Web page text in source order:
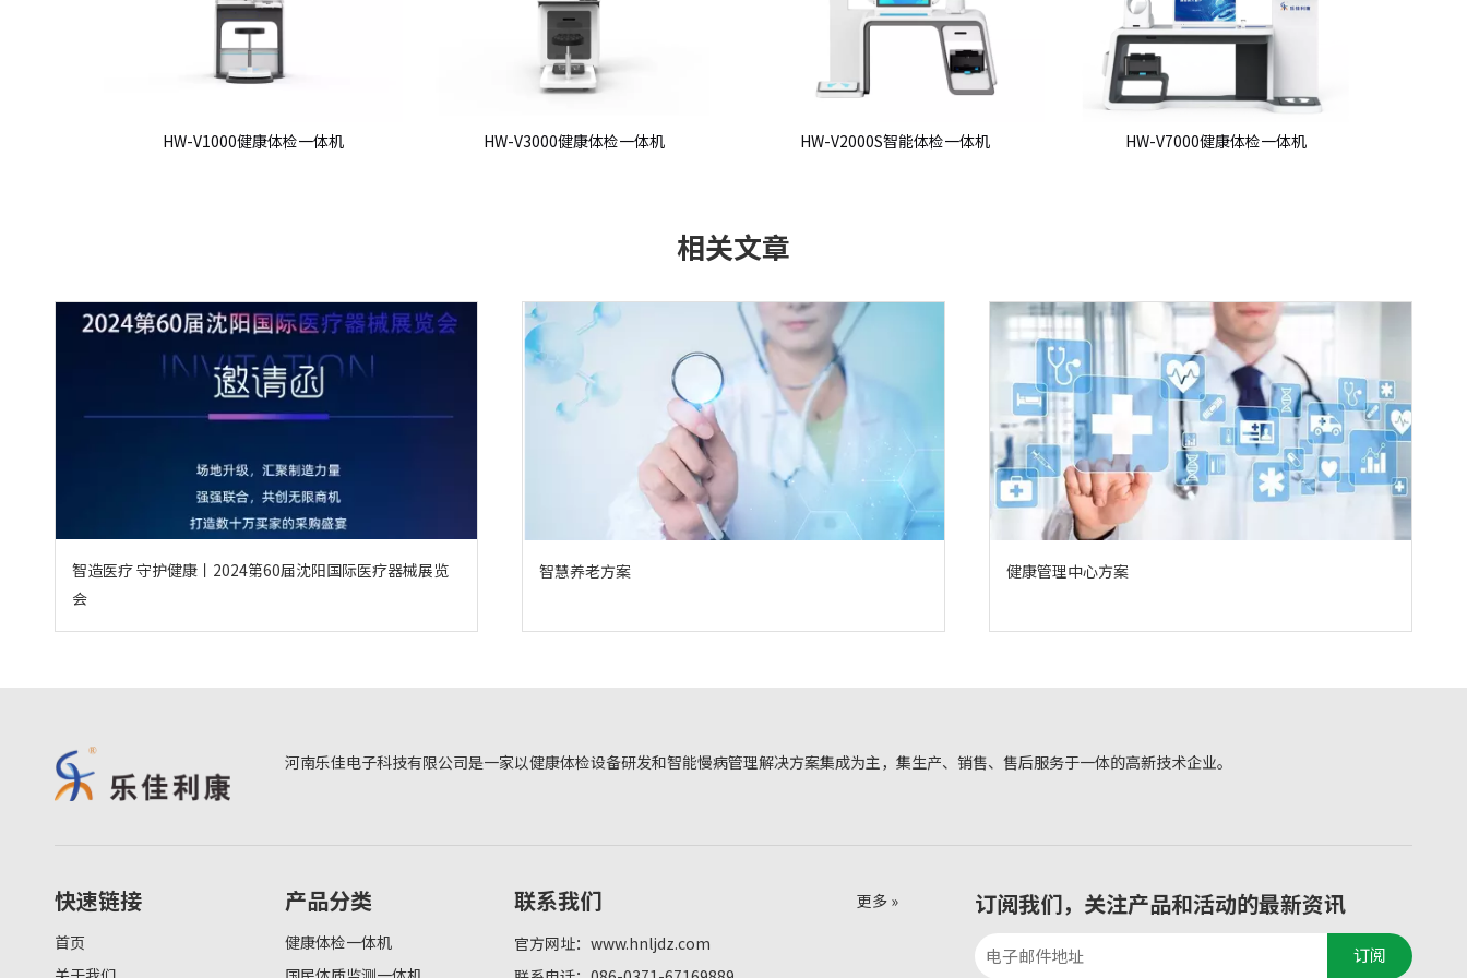
HW-V1000健康体检一体机 HW-V3000健康体检一体机 HW-V2000S智能体检一体机 HW-V7000健康体检一体机
相关文章
智造医疗 守护健康丨2024第60届沈阳国际医疗器械展览
会
智慧养老方案 健康管理中心方案
河南乐佳电子科技有限公司是一家以健康体检设备研发和智能慢病管理解决方案集成为主，集生产、销售、售后服务于一体的高新技术企业。
快速链接
首页
产品分类
健康体检一体机
联系我们
更多 »
官方网址：www.hnljdz.com
订阅我们，关注产品和活动的最新资讯
订阅